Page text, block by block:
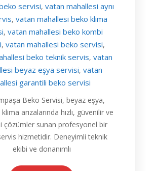
servisi, vatan mahallesi aynı
, vatan mahallesi beko klima
, vatan mahallesi beko kombi
, vatan mahallesi beko servisi,
beko teknik servis, vatan
beyaz eşya servisi, vatan
garantili beko servisi
Beko Servisi, beyaz eşya,
arızalarında hızlı, güvenilir ve
çözümler sunan profesyonel bir
hizmetidir. Deneyimli teknik
ekibi ve donanımlı